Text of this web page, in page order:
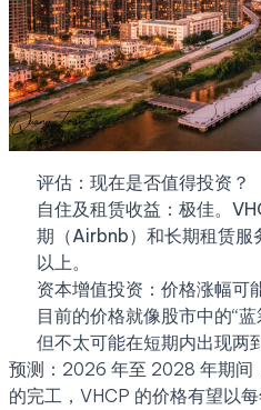
评估：现在是否值得投资？
自住及租赁收益：极佳。
期（Airbnb）和长期租赁服
以上。
资本增值投资：价格涨幅可
目前的价格就像股市中的“
但不太可能在短期内出现两
预测：2026 年至 2028 年期间
的完工，VHCP 的价格有望以